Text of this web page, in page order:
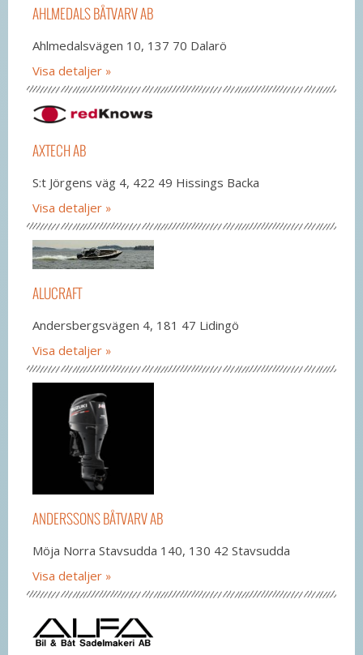
AHLMEDALS BÅTVARV AB
Ahlmedalsvägen 10, 137 70 Dalarö
Visa detaljer
AXTECH AB
S:t Jörgens väg 4, 422 49 Hissings Backa
Visa detaljer
ALUCRAFT
Andersbergsvägen 4, 181 47 Lidingö
Visa detaljer
ANDERSSONS BÅTVARV AB
Möja Norra Stavsudda 140, 130 42 Stavsudda
Visa detaljer